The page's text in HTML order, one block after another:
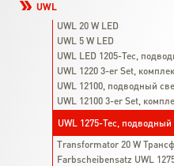
UWL
UWL 20 W LED
UWL 5 W LED
UWL LED 1205-Tec,
UWL 1220 3-er Set,
UWL 12100, подводный
UWL 12100 3-er Set,
UWL 1275-Tec,
Transformator 20 W
Farbscheibensatz UWL